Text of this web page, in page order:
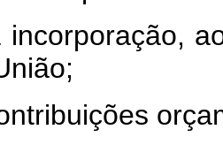
ao